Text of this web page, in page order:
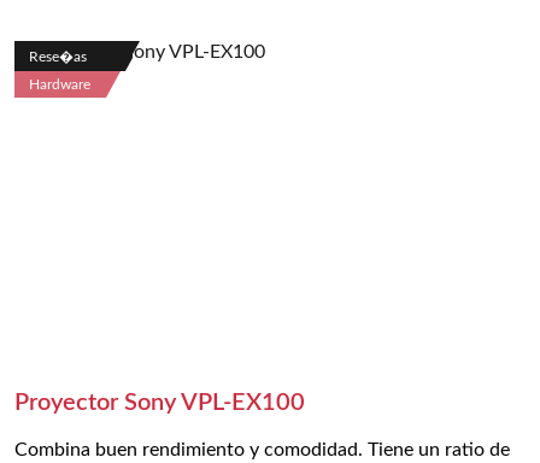
Rese�as
Hardware
Proyector Sony VPL-EX100
Combina buen rendimiento y comodidad. Tiene un ratio de